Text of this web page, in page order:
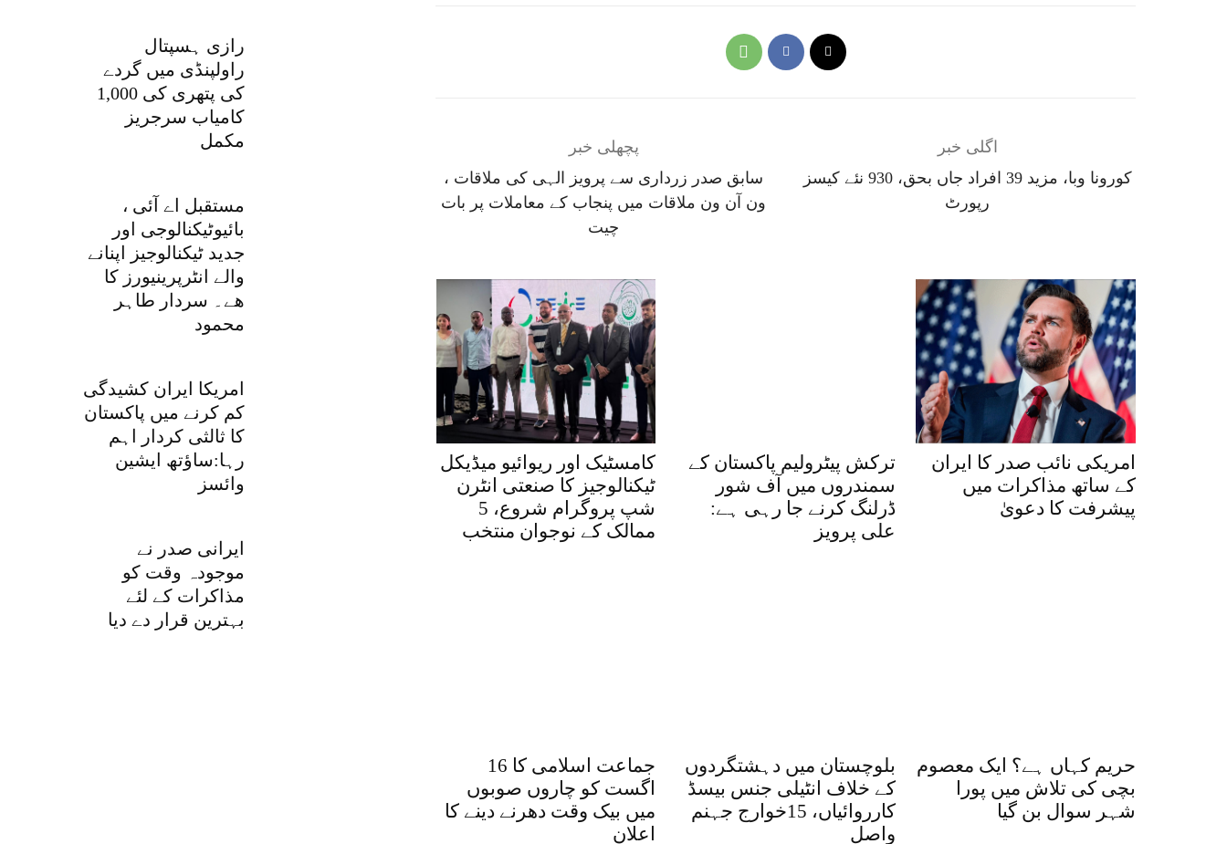
رازی ہسپتال
راولپنڈی میں گردے
کی پتھری کی 1,000
کامیاب سرجریز
مکمل
مستقبل اے آئی ،
بائیوٹیکنالوجی اور
جدید ٹیکنالوجیز اپنانے
والے انٹرپرینیورز کا
ھے۔ سردار طاہر
محمود
امریکا ایران کشیدگی
کم کرنے میں پاکستان
کا ثالثی کردار اہم
رہا:ساؤتھ ایشین
وائسز
ایرانی صدر نے
موجودہ وقت کو
مذاکرات کے لئے
بہترین قرار دے دیا
پچھلی خبر
سابق صدر زرداری سے پرویز الہی کی ملاقات ،
ون آن ون ملاقات میں پنجاب کے معاملات پر بات
چیت
اگلی خبر
کورونا وبا، مزید 39 افراد جاں بحق، 930 نئے کیسز
رپورٹ
کامسٹیک اور ریوائیو میڈیکل
ٹیکنالوجیز کا صنعتی انٹرن
شپ پروگرام شروع، 5
ممالک کے نوجوان منتخب
ترکش پیٹرولیم پاکستان کے
سمندروں میں آف شور
ڈرلنگ کرنے جا رہی ہے:
علی پرویز
امریکی نائب صدر کا ایران
کے ساتھ مذاکرات میں
پیشرفت کا دعویٰ
جماعت اسلامی کا 16
اگست کو چاروں صوبوں
میں بیک وقت دھرنے دینے کا
اعلان
بلوچستان میں دہشتگردوں
کے خلاف انٹیلی جنس بیسڈ
کارروائیاں، 15خوارج جہنم
واصل
حریم کہاں ہے؟ ایک معصوم
بچی کی تلاش میں پورا
شہر سوال بن گیا